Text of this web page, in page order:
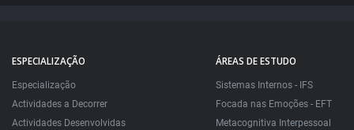
ESPECIALIZAÇÃO
Especialização
Actividades a Decorrer
Actividades Desenvolvidas
ÁREAS DE ESTUDO
Sistemas Internos - IFS
Focada nas Emoções - EFT
Metacognitiva Interpessoal